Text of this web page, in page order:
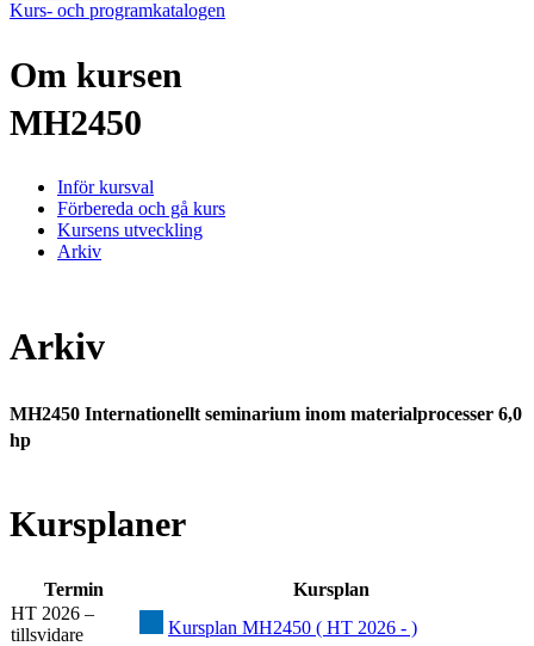
Kurs- och programkatalogen
Om kursen
MH2450
Inför kursval
Förbereda och gå kurs
Kursens utveckling
Arkiv
Arkiv
MH2450 Internationellt seminarium inom materialprocesser 6,0
hp
Kursplaner
Termin
Kursplan
HT 2026 –
tillsvidare
Kursplan MH2450 ( HT 2026 - )